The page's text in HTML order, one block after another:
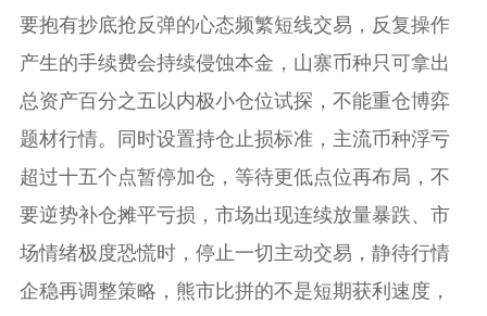
要抱有抄底抢反弹的心态频繁短线交易，反复操作
产生的手续费会持续侵蚀本金，山寨币种只可拿出
总资产百分之五以内极小仓位试探，不能重仓博弈
题材行情。同时设置持仓止损标准，主流币种浮亏
超过十五个点暂停加仓，等待更低点位再布局，不
要逆势补仓摊平亏损，市场出现连续放量暴跌、市
场情绪极度恐慌时，停止一切主动交易，静待行情
企稳再调整策略，熊市比拼的不是短期获利速度，